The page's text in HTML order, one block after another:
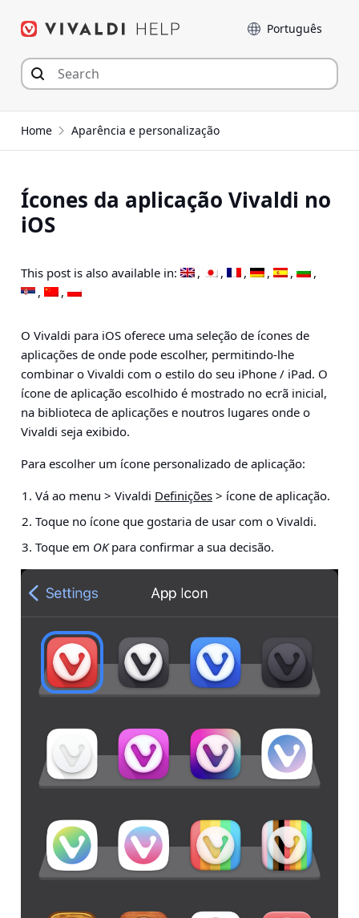
para
conteúdo
Idioma
Home Aparência e personalização
Ícones da aplicação Vivaldi no
iOS
This post is also available in:
O Vivaldi para iOS oferece uma seleção de ícones de
aplicações de onde pode escolher, permitindo-lhe
combinar o Vivaldi com o estilo do seu iPhone / iPad. O
ícone de aplicação escolhido é mostrado no ecrã inicial,
na biblioteca de aplicações e noutros lugares onde o
Vivaldi seja exibido.
Para escolher um ícone personalizado de aplicação:
Vá ao menu > Vivaldi Definições > ícone de aplicação.
Toque no ícone que gostaria de usar com o Vivaldi.
Toque em OKpara confirmar a sua decisão.